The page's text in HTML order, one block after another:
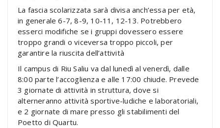
La fascia scolarizzata sarà divisa anch’essa per età,
in generale 6-7, 8-9, 10-11, 12-13. Potrebbero
esserci modifiche se i gruppi dovessero essere
troppo grandi o viceversa troppo piccoli, per
garantire la riuscita dell’attività
Il campus di Riu Saliu va dal lunedì al venerdì, dalle
8:00 parte l’accoglienza e alle 17:00 chiude. Prevede
3 giornate di attività in struttura, dove si
alterneranno attività sportive-ludiche e laboratoriali,
e 2 giornate di mare presso gli stabilimenti del
Poetto di Quartu.